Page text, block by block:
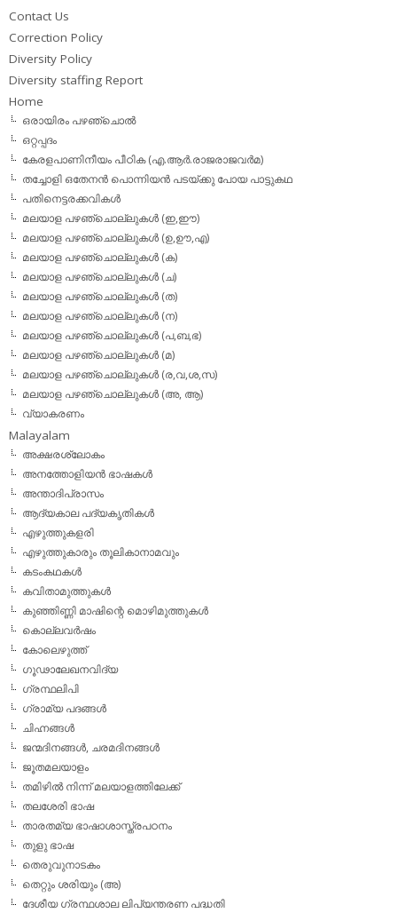
Contact Us
Correction Policy
Diversity Policy
Diversity staffing Report
Home
ഒരായിരം പഴഞ്ചൊല്‍
ഒറ്റപ്പദം
കേരളപാണിനീയം പീഠിക (എ.ആര്‍.രാജരാജവര്‍മ)
തച്ചോളി ഒതേനൻ പൊന്നിയൻ പടയ്‌ക്കു പോയ പാട്ടുകഥ
പതിനെട്ടരക്കവികള്‍
മലയാള പഴഞ്ചൊല്ലുകള്‍ (ഇ,ഈ)
മലയാള പഴഞ്ചൊല്ലുകള്‍ (ഉ,ഊ,എ)
മലയാള പഴഞ്ചൊല്ലുകള്‍ (ക)
മലയാള പഴഞ്ചൊല്ലുകള്‍ (ച)
മലയാള പഴഞ്ചൊല്ലുകള്‍ (ത)
മലയാള പഴഞ്ചൊല്ലുകള്‍ (ന)
മലയാള പഴഞ്ചൊല്ലുകള്‍ (പ,ബ,ഭ)
മലയാള പഴഞ്ചൊല്ലുകള്‍ (മ)
മലയാള പഴഞ്ചൊല്ലുകള്‍ (ര,വ,ശ,സ)
മലയാള പഴഞ്ചൊല്ലുകൾ (അ, ആ)
വ്യാകരണം
Malayalam
അക്ഷരശ്ലോകം
അനത്തോളിയന്‍ ഭാഷകള്‍
അന്താദിപ്രാസം
ആദ്യകാല പദ്യകൃതികള്‍
എഴുത്തുകളരി
എഴുത്തുകാരും തൂലികാനാമവും
കടംകഥകള്‍
കവിതാമുത്തുകള്‍
കുഞ്ഞിണ്ണി മാഷിന്റെ മൊഴിമുത്തുകള്‍
കൊല്ലവര്‍ഷം
കോലെഴുത്ത്
ഗൂഢാലേഖനവിദ്യ
ഗ്രന്ഥലിപി
ഗ്രാമ്യ പദങ്ങള്‍
ചിഹ്നങ്ങള്‍
ജന്മദിനങ്ങള്‍, ചരമദിനങ്ങള്‍
ജൂതമലയാളം
തമിഴില്‍ നിന്ന് മലയാളത്തിലേക്ക്
തലശേരി ഭാഷ
താരതമ്യ ഭാഷാശാസ്ത്രപഠനം
തുളു ഭാഷ
തെരുവുനാടകം
തെറ്റും ശരിയും (അ)
ദേശീയ ഗ്രന്ഥശാല ലിപ്യന്തരണ പദ്ധതി